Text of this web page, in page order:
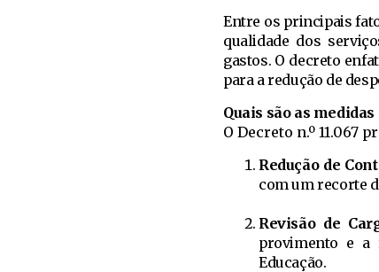
Entre os principais
qualidade dos
gastos. O decreto
para a redução de
Quais são as medidas
O Decreto n.º 11.067
Redução de
com um recorte
Revisão de
provimento e a
Educação.